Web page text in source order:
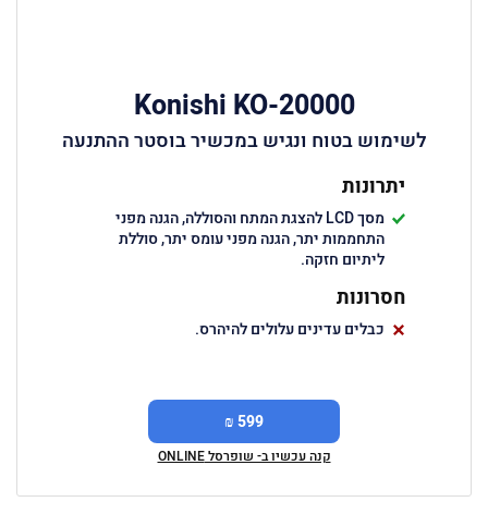
Konishi KO-20000
לשימוש בטוח ונגיש במכשיר בוסטר ההתנעה
יתרונות
מסך LCD להצגת המתח והסוללה, הגנה מפני
התחממות יתר, הגנה מפני עומס יתר, סוללת
ליתיום חזקה.
חסרונות
כבלים עדינים עלולים להיהרס.
599 ₪
קנה עכשיו ב- שופרסל ONLINE